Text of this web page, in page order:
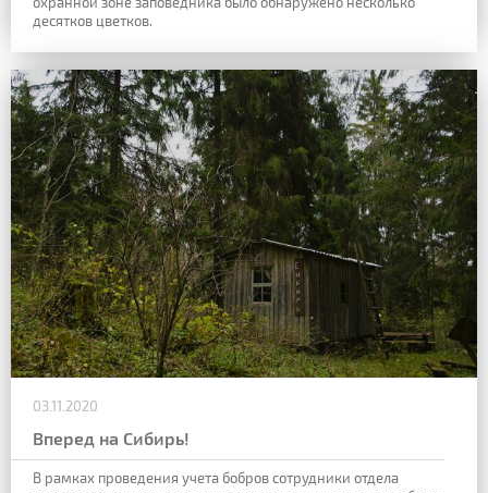
десятков цветков.
03.11.2020
Вперед на Сибирь!
В рамках проведения учета бобров сотрудники отдела